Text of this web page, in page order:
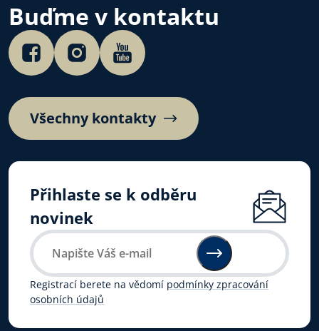
Buďme v kontaktu
Všechny kontakty
Přihlaste se k odběru
novinek
Registrací berete na vědomí podmínky zpracování
osobních údajů